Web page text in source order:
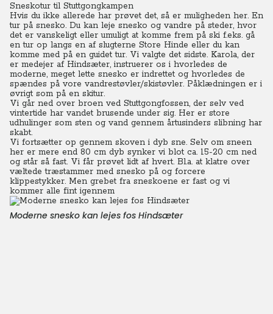
Sneskotur til Stuttgongkampen
Hvis du ikke allerede har prøvet det, så er muligheden her. En
tur på snesko. Du kan leje snesko og vandre på steder, hvor
det er vanskeligt eller umuligt at komme frem på ski f.eks. gå
en tur op langs en af slugterne Store Hinde eller du kan
komme med på en guidet tur. Vi valgte det sidste. Karola, der
er medejer af Hindsæter, instruerer os i hvorledes de
moderne, meget lette snesko er indrettet og hvorledes de
spændes på vore vandrestøvler/skistøvler. Påklædningen er i
øvrigt som på en skitur.
Vi går ned over broen ved Stuttgongfossen, der selv ved
vintertide har vandet brusende under sig. Her er store
udhulinger som sten og vand gennem årtusinders slibning har
skabt.
Vi fortsætter op gennem skoven i dyb sne. Selv om sneen
her er mere end 80 cm dyb synker vi blot ca. 15-20 cm ned
og står så fast. Vi får prøvet lidt af hvert. Bl.a. at klatre over
væltede træstammer med snesko på og forcere
klippestykker. Men grebet fra sneskoene er fast og vi
kommer alle fint igennem
Moderne snesko kan lejes fos Hindsæter